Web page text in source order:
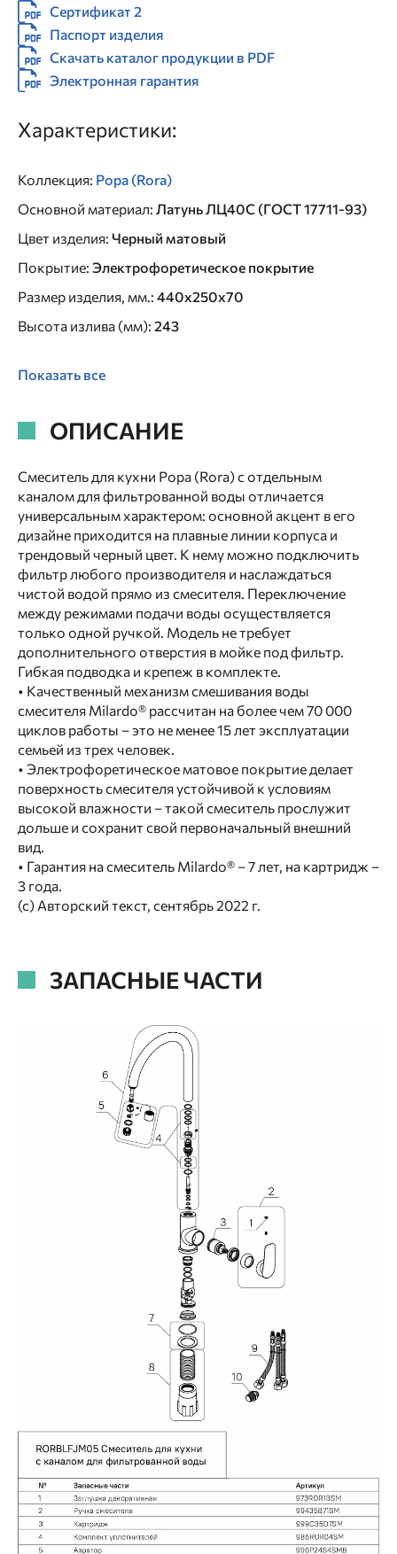
Сертификат 2
Паспорт изделия
Скачать каталог продукции в PDF
Электронная гарантия
Характеристики:
Коллекция: Рора (Rora)
Основной материал: Латунь ЛЦ40C (ГОСТ 17711-93)
Цвет изделия: Черный матовый
Покрытие: Электрофоретическое покрытие
Размер изделия, мм.: 440x250x70
Высота излива (мм): 243
Показать все
ОПИСАНИЕ
Смеситель для кухни Рора (Rora) с отдельным
каналом для фильтрованной воды отличается
универсальным характером: основной акцент в его
дизайне приходится на плавные линии корпуса и
трендовый черный цвет. К нему можно подключить
фильтр любого производителя и наслаждаться
чистой водой прямо из смесителя. Переключение
между режимами подачи воды осуществляется
только одной ручкой. Модель не требует
дополнительного отверстия в мойке под фильтр.
Гибкая подводка и крепеж в комплекте.
• Качественный механизм смешивания воды
смесителя Milardo® рассчитан на более чем 70 000
циклов работы – это не менее 15 лет эксплуатации
семьей из трех человек.
• Электрофоретическое матовое покрытие делает
поверхность смесителя устойчивой к условиям
высокой влажности – такой смеситель прослужит
дольше и сохранит свой первоначальный внешний
вид.
• Гарантия на смеситель Milardo® – 7 лет, на картридж –
3 года.
(с) Авторский текст, сентябрь 2022 г.
ЗАПАСНЫЕ ЧАСТИ